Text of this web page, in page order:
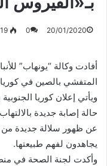
20/01/2020
0
أفادت وكالة “يونهاب”
المتفشي بالصين في كوريا
حالة إصابة جديدة
عن ظهور سلالة جديدة من
يجاهدون لفهم طبيعتها.
وأكدت لجنة الصحة في